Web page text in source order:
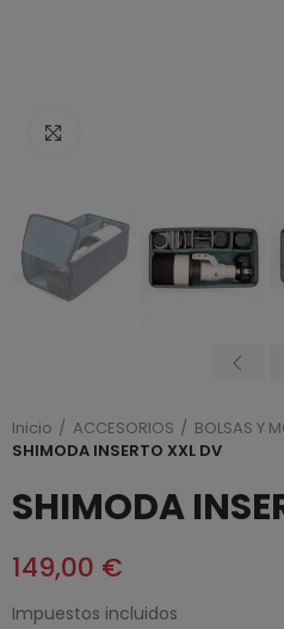
Inicio ACCESORIOS
BOLSAS Y
SHIMODA INSERTO XXL DV
SHIMODA
149,00 €
Impuestos incluidos